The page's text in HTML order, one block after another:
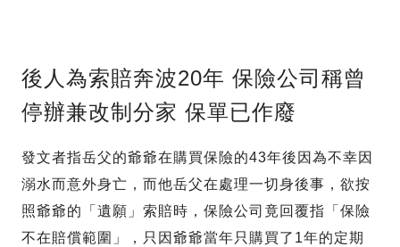
後人為索賠奔波20年 保險公司稱曾
停辦兼改制分家 保單已作廢
發文者指岳父的爺爺在購買保險的43年後因為不幸因
溺水而意外身亡，而他岳父在處理一切身後事，欲按
照爺爺的「遺願」索賠時，保險公司竟回覆指「保險
不在賠償範圍」，只因爺爺當年只購買了1年的定期